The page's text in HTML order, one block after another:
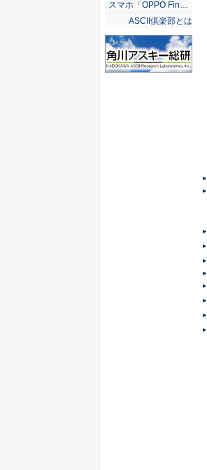
スマホ「OPPO Fin…
ASCII倶楽部とは